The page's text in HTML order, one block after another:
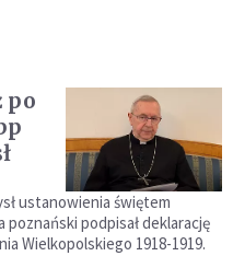
po
ustanowienia świętem
podpisał deklarację
Wielkopolskiego 1918-1919.